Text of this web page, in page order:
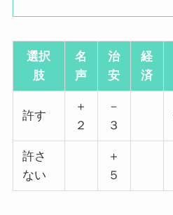
選択
肢
名
声
治
安
経
済
許す
＋
２
－
３
許さ
ない
＋
５